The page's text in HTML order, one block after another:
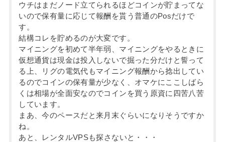
ウチはまだノード立てられるほどコインが貯まってな
いので保有量に応じて報酬を貰う普通のPosだけで
す。
結構コレを貯めるのが大変です。
マイニングを初めて半年弱、マイニングをやるときに
仮想通貨は現金は投入しないで掘った分だけと誓って
る上、リグの電気代もマイニング報酬から捻出してい
るのでコインの保有量が少なく、オマケにここしばら
くは相場が全面安なのでコインを買う原資に四苦八苦
しています。
まあ、今のペースだと来月末ぐらいになりそうですか
ね。
あと、レンタルVPSも探さないと・・・